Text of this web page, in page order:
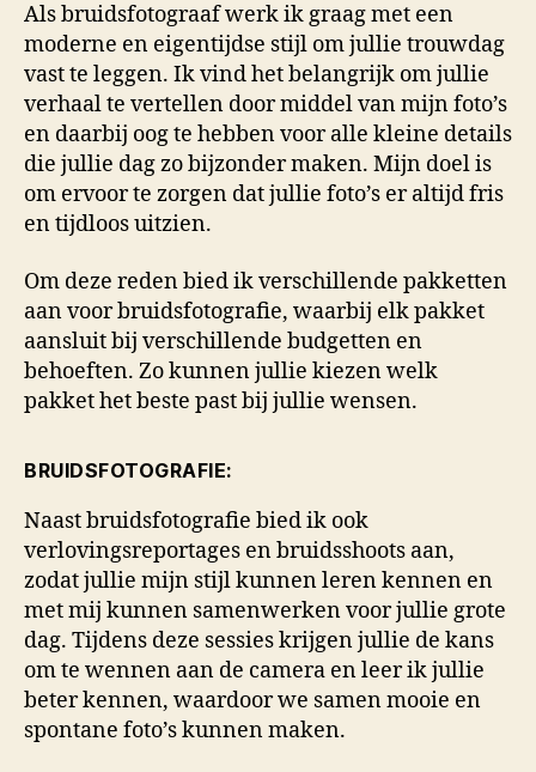
Als bruidsfotograaf werk ik graag met een
moderne en eigentijdse stijl om jullie trouwdag
vast te leggen. Ik vind het belangrijk om jullie
verhaal te vertellen door middel van mijn foto’s
en daarbij oog te hebben voor alle kleine details
die jullie dag zo bijzonder maken. Mijn doel is
om ervoor te zorgen dat jullie foto’s er altijd fris
en tijdloos uitzien.
Om deze reden bied ik verschillende pakketten
aan voor bruidsfotografie, waarbij elk pakket
aansluit bij verschillende budgetten en
behoeften. Zo kunnen jullie kiezen welk
pakket het beste past bij jullie wensen.
BRUIDSFOTOGRAFIE:
Naast bruidsfotografie bied ik ook
verlovingsreportages en bruidsshoots aan,
zodat jullie mijn stijl kunnen leren kennen en
met mij kunnen samenwerken voor jullie grote
dag. Tijdens deze sessies krijgen jullie de kans
om te wennen aan de camera en leer ik jullie
beter kennen, waardoor we samen mooie en
spontane foto’s kunnen maken.